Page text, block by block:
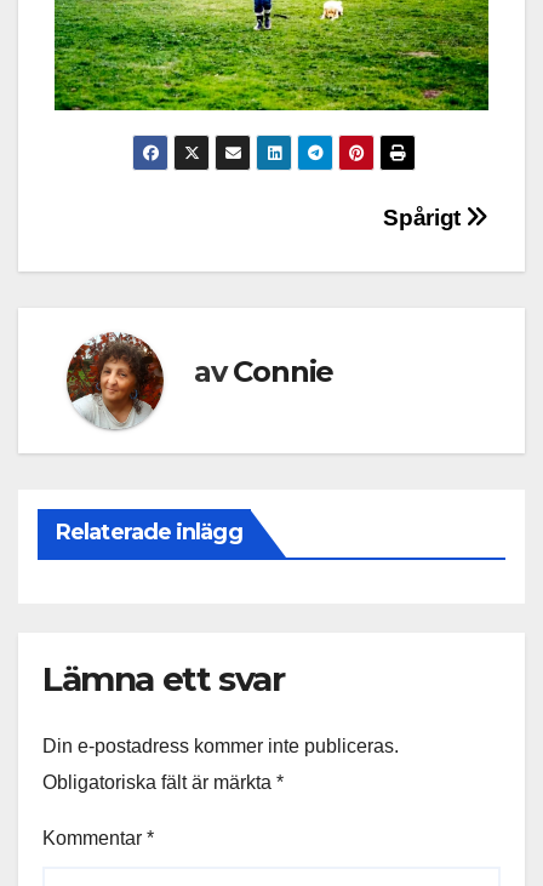
InläggsnavigeringSpårigt
avConnie
Relaterade inlägg
Lämna ett svar
Din e-postadress kommer inte publiceras.
Obligatoriska fält är märkta *
Kommentar *